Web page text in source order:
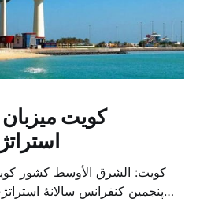
کویت
کویت: الشرق الأوسط کشور
پنجمین کنفرانس سالانهٔ